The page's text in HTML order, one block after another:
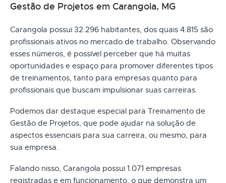
Gestão de Projetos em Carangola, MG
Carangola possui 32.296 habitantes, dos quais 4.815 são
profissionais ativos no mercado de trabalho. Observando
esses números, é possível perceber que há muitas
oportunidades e espaço para promover diferentes tipos
de treinamentos, tanto para empresas quanto para
profissionais que buscam impulsionar suas carreiras.
Podemos dar destaque especial para Treinamento de
Gestão de Projetos, que pode ajudar na solução de
aspectos essenciais para sua carreira, ou mesmo, para
sua empresa.
Falando nisso, Carangola possui 1.071 empresas
registradas e em funcionamento, o que demonstra um